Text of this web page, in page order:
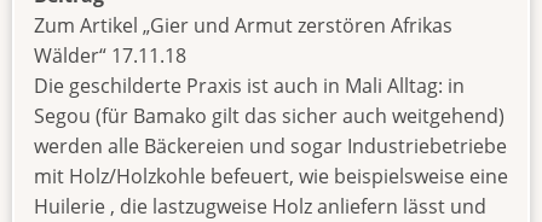
Zum Artikel „Gier und Armut zerstören Afrikas
Wälder“ 17.11.18
Die geschilderte Praxis ist auch in Mali Alltag: in
Segou (für Bamako gilt das sicher auch weitgehend)
werden alle Bäckereien und sogar Industriebetriebe
mit Holz/Holzkohle befeuert, wie beispielsweise eine
Huilerie , die lastzugweise Holz anliefern lässt und